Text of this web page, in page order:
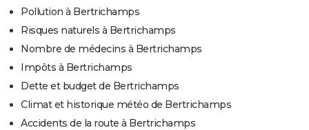
Pollution à Bertrichamps
Risques naturels à Bertrichamps
Nombre de médecins à Bertrichamps
Impôts à Bertrichamps
Dette et budget de Bertrichamps
Climat et historique météo de Bertrichamps
Accidents de la route à Bertrichamps